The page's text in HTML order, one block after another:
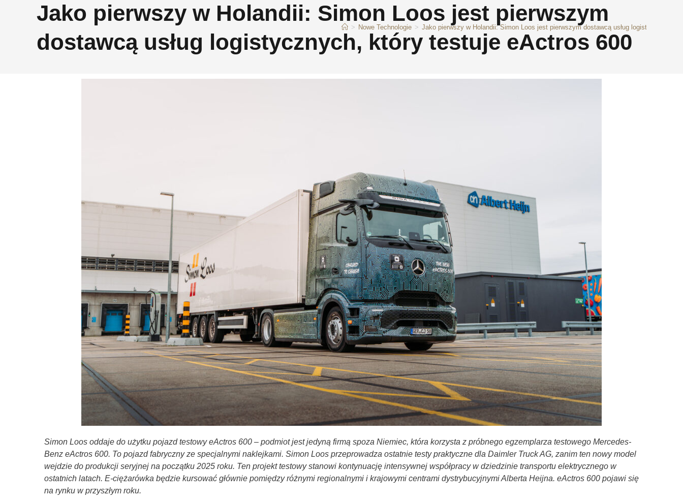
Jako pierwszy w Holandii: Simon Loos jest pierwszym
dostawcą usług logistycznych, który testuje eActros 600
> Nowe Technologie > Jako pierwszy w Holandii: Simon Loos jest pierwszym dostawcą usług logistycznych,
Simon Loos oddaje do użytku pojazd testowy eActros 600 – podmiot jest jedyną firmą spoza Niemiec, która korzysta z próbnego egzemplarza testowego Mercedes-
Benz eActros 600. To pojazd fabryczny ze specjalnymi naklejkami. Simon Loos przeprowadza ostatnie testy praktyczne dla Daimler Truck AG, zanim ten nowy model
wejdzie do produkcji seryjnej na początku 2025 roku. Ten projekt testowy stanowi kontynuację intensywnej współpracy w dziedzinie transportu elektrycznego w
ostatnich latach. E-ciężarówka będzie kursować głównie pomiędzy różnymi regionalnymi i krajowymi centrami dystrybucyjnymi Alberta Heijna. eActros 600 pojawi się
na rynku w przyszłym roku.